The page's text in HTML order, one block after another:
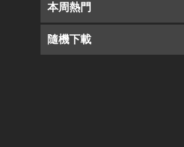
本周熱門
隨機下載